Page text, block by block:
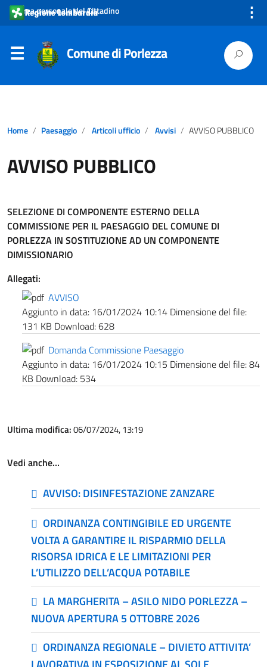
Area personale del Cittadino ⋮
Comune di Porlezza
Home Paesaggio Articoli ufficio Avvisi AVVISO PUBBLICO
AVVISO PUBBLICO
SELEZIONE DI COMPONENTE ESTERNO DELLA
COMMISSIONE PER IL PAESAGGIO DEL COMUNE DI
PORLEZZA IN SOSTITUZIONE AD UN COMPONENTE
DIMISSIONARIO
Allegati:
AVVISO
Aggiunto in data: 16/01/2024 10:14 Dimensione del file:
131 KB Download:628
Domanda Commissione Paesaggio
Aggiunto in data: 16/01/2024 10:15 Dimensione del file:84
KB Download: 534
Ultima modifica:06/07/2024, 13:19
Vedi anche…
AVVISO: DISINFESTAZIONE ZANZARE
ORDINANZA CONTINGIBILE ED URGENTE
VOLTA A GARANTIRE IL RISPARMIO DELLA
RISORSA IDRICA E LE LIMITAZIONI PER
L’UTILIZZO DELL’ACQUA POTABILE
LA MARGHERITA – ASILO NIDO PORLEZZA –
NUOVA APERTURA 5 OTTOBRE 2026
ORDINANZA REGIONALE – DIVIETO ATTIVITA’